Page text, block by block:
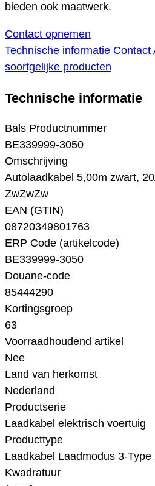
bieden ook maatwerk.
Contact opnemen
Technische informatie Contact
soortgelijke producten
Technische informatie
Bals Productnummer
BE339999-3050
Omschrijving
Autolaadkabel 5,00m zwart,
ZwZwZw
EAN (GTIN)
08720349801763
ERP Code (artikelcode)
BE339999-3050
Douane-code
85444290
Kortingsgroep
63
Voorraadhoudend artikel
Nee
Land van herkomst
Nederland
Productserie
Laadkabel elektrisch voertuig
Producttype
Laadkabel Laadmodus 3-Type
Kwadratuur